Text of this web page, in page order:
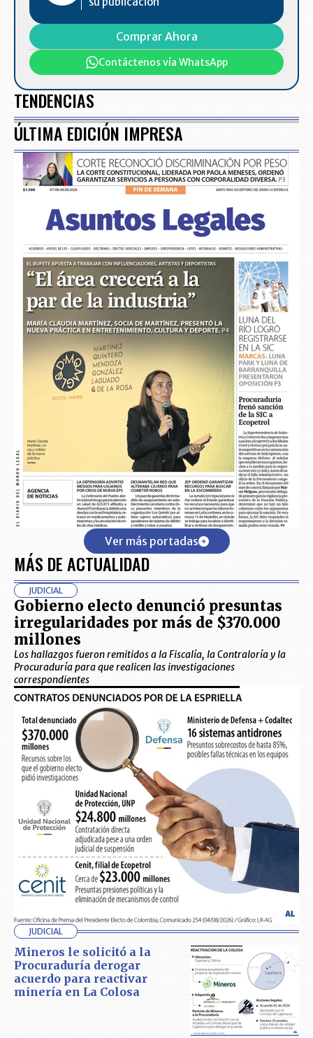
Comprar Ahora
Contáctenos vía WhatsApp
TENDENCIAS
ÚLTIMA EDICIÓN IMPRESA
Ver más portadas
MÁS DE ACTUALIDAD
JUDICIAL
Gobierno electo denunció presuntas
irregularidades por más de $370.000
millones
Los hallazgos fueron remitidos a la Fiscalía, la Contraloría y la
Procuraduría para que realicen las investigaciones
correspondientes
JUDICIAL
Mineros le solicitó a la
Procuraduría derogar
acuerdo para reactivar
minería en La Colosa